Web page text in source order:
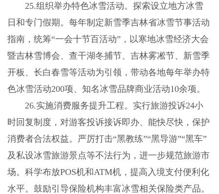
25.组织举办特色冰雪活动。探索设立地方冰雪
日和专门假期。每年制定新雪季吉林省冰雪节事活动
指南，统筹“一会十节百活动”，以寒地冰雪经济大会
暨吉林雪博会、查干湖冬捕节、吉林雾凇节、新雪季
开板、长白春雪等活动为引领，带动各地每年举办特
色冰雪活动200项、知名冰雪品牌商业活动10余项。
26.实施消费服务提升工程。实行旅游投诉24小
时回复制度，对游客投诉接诉即办、能快尽快，保护
消费者合法权益。严厉打击“黑教练”“黑导游”“黑车”
及私设冰雪旅游景点等不法行为，进一步规范旅游市
场。科学布放POS机和ATM机，提高入境支付便利化
水平。鼓励引导保险机构丰富冰雪相关保险类产品。